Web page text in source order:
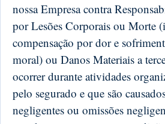
nossa Empresa contra
por Lesões Corporais ou Morte
compensação por dor e
moral) ou Danos Materiais a
ocorrer durante atividades
pelo segurado e que são
negligentes ou omissões